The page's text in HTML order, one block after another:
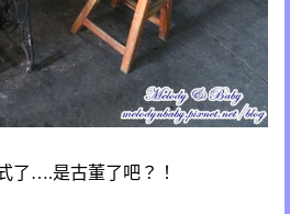
了….是古董了吧？！